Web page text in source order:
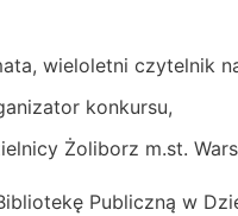
wieloletni czytelnik
konkursu,
Żoliborz m.st.
Publiczną w